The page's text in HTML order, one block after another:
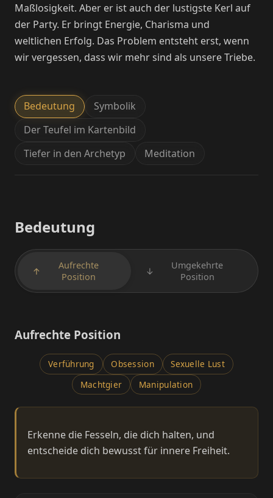
Maßlosigkeit. Aber er ist auch der lustigste Kerl auf
der Party. Er bringt Energie, Charisma und
weltlichen Erfolg. Das Problem entsteht erst, wenn
wir vergessen, dass wir mehr sind als unsere Triebe.
Bedeutung
Symbolik
Der Teufel im Kartenbild
Tiefer in den Archetyp
Meditation
Bedeutung
↑
Aufrechte
Position
↓
Umgekehrte
Position
Aufrechte Position
Verführung Obsession
Sexuelle Lust
Machtgier
Manipulation
Erkenne die Fesseln, die dich halten, und
entscheide dich bewusst für innere Freiheit.